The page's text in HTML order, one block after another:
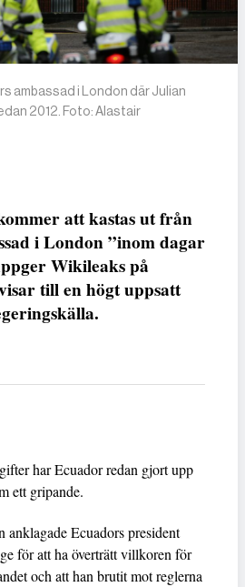
ambassad i London där Julian
2012. Foto: Alastair
att kastas ut från
i London ”inom dagar
Wikileaks på
till en högt uppsatt
har Ecuador redan gjort upp
ett gripande.
anklagade Ecuadors president
för att ha överträtt villkoren för
och att han brutit mot reglerna